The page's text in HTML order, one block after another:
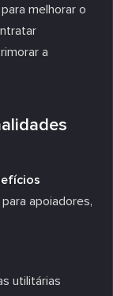
melhorar o
a
apoiadores,
utilitárias